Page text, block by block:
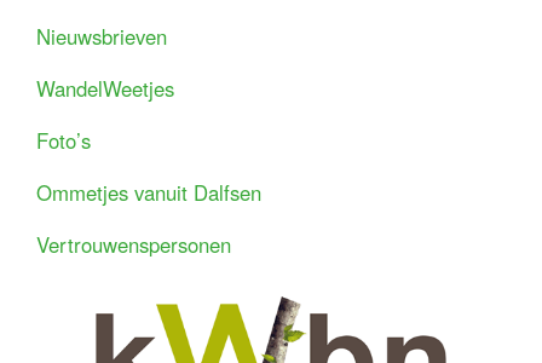
Nieuwsbrieven
WandelWeetjes
Foto’s
Ommetjes vanuit Dalfsen
Vertrouwenspersonen